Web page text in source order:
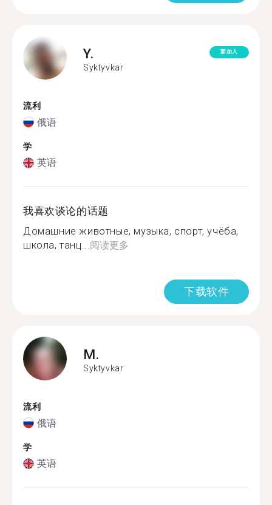
Y.
Syktyvkar
新加入
流利
俄语
学
英语
我喜欢谈论的话题
Домашние животные, музыка, спорт, учёба,
школа, танц...阅读更多
下载软件
M.
Syktyvkar
流利
俄语
学
英语